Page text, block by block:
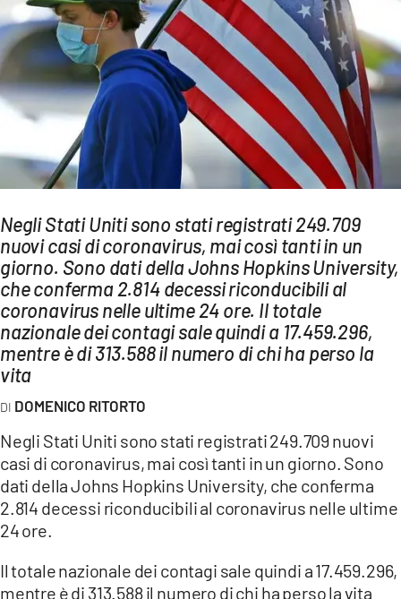
CULTURA
AMBIENTE
Streaming
LAC TV
LAC NETWORK
LAC ONAIR
LaC
Network
LACPLAY.IT
LACTV.IT
LACONAIR.IT
LACITYMAG.IT
ILREGGINO.IT
COSENZACHANNEL.IT
ILVIBONESE.IT
CATANZAROCHANNEL.IT
Negli Stati Uniti sono stati registrati 249.709
nuovi casi di coronavirus, mai così tanti in un
giorno. Sono dati della Johns Hopkins University,
che conferma 2.814 decessi riconducibili al
coronavirus nelle ultime 24 ore. Il totale
nazionale dei contagi sale quindi a 17.459.296,
mentre è di 313.588 il numero di chi ha perso la
vita
DOMENICO RITORTO
Negli Stati Uniti sono stati registrati 249.709 nuovi
casi di coronavirus, mai così tanti in un giorno. Sono
dati della Johns Hopkins University, che conferma
2.814 decessi riconducibili al coronavirus nelle ultime
24 ore.
Il totale nazionale dei contagi sale quindi a 17.459.296,
mentre è di 313.588 il numero di chi ha perso la vita